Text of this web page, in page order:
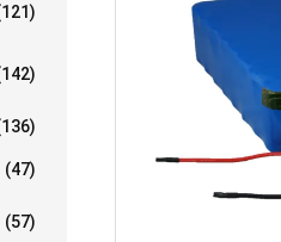
(47)
(57)